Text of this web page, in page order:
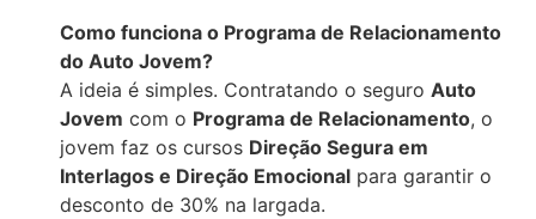
Como funciona o Programa de Relacionamento
do Auto Jovem?
A ideia é simples. Contratando o seguro Auto
Jovem com o Programa de Relacionamento, o
jovem faz os cursos Direção Segura em
Interlagos e Direção Emocional para garantir o
desconto de 30% na largada.